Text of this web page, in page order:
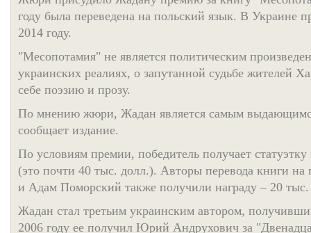
году была переведена на польский язык. В Украине
2014 году.
"Месопотамия" не является политическим
украинских реалиях, о запутанной судьбе жителей
себе поэзию и прозу.
По мнению жюри, Жадан является самым
сообщает издание.
По условиям премии, победитель получает
(это почти 40 тыс. долл.). Авторы перевода книги
и Адам Поморский также получили награду – 20 тыс.
Жадан стал третьим украинским автором,
2006 году ее получил Юрий Андрухович за